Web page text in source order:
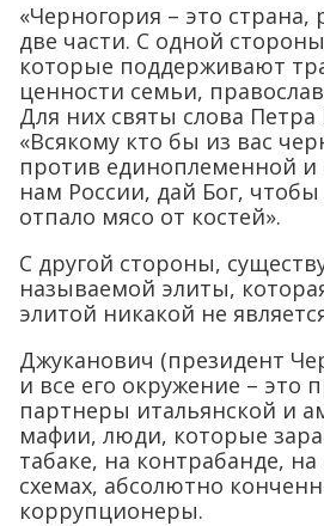
«Черногория – это страна,
две части. С одной
которые поддерживают
ценности семьи,
Для них святы слова Петра
«Всякому кто бы из вас
против единоплеменной
нам России, дай Бог, чтобы
отпало мясо от костей».
С другой стороны,
называемой элиты,
элитой никакой не
Джуканович (президент
и все его окружение – это
партнеры итальянской и
мафии, люди, которые
табаке, на контрабанде,
схемах, абсолютно
коррупционеры.